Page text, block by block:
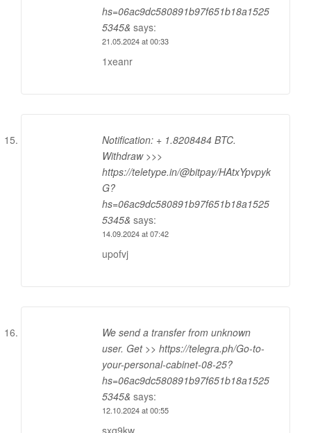
hs=06ac9dc580891b97f651b18a1525
5345& says:
21.05.2024 at 00:33
1xeanr
Notification: + 1.8208484 BTC.
Withdraw >>>
https://teletype.in/@bitpay/HAtxYpvpyk
G?
hs=06ac9dc580891b97f651b18a1525
5345& says:
14.09.2024 at 07:42
upofvj
We send a transfer from unknown
user. Get >> https://telegra.ph/Go-to-
your-personal-cabinet-08-25?
hs=06ac9dc580891b97f651b18a1525
5345& says:
12.10.2024 at 00:55